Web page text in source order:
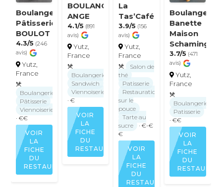
Boulangerie
Pâtisserie
BOULOT
4.3/5 (246
avis)
Yutz,
France
Boulangerie
Pâtisserie
Viennoiserie
· €€
VOIR
LA
FICHE
DU
RESTAURANT
BOULANGERIE
ANGE
4.1/5 (891
avis)
Yutz,
France
Boulangerie
Sandwich
Viennoiserie
· €
VOIR
LA
FICHE
DU
RESTAURANT
La
Tas’Café
3.9/5 (156
avis)
Yutz,
France
Salon de
thé
Patisserie
Restauration
sur le
pouce
Tarte au
sucre
· €-€
€
VOIR
LA
FICHE
DU
RESTAURANT
Boulangerie
Banette
Maison
Schaming
3.7/5 (471
avis)
Yutz,
France
Boulangerie
Patisserie
· €€
VOIR
LA
FICHE
DU